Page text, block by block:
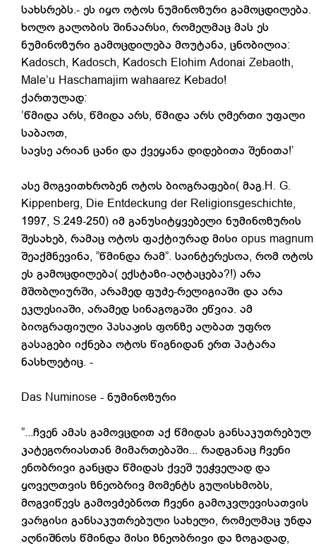
სახსრებს.- ეს იყო ოტოს ნუმინოზური გამოცდილება.
ხოლო გალობის შინაარსი, რომელმაც მას ეს
ნუმინოზური გამოცდილება მოუტანა, ცნობილია:
Kadosch, Kadosch, Kadosch Elohim Adonai Zebaoth,
Male’u Haschamajim wahaarez Kebado!
ქართულად:
’წმიდა არს, წმიდა არს, წმიდა არს ღმერთი უფალი
საბაოთ,
სავსე არიან ცანი და ქვეყანა დიდებითა შენითა!’
ასე მოგვითხრობენ ოტოს ბიოგრაფები( მაგ.H. G.
Kippenberg, Die Entdeckung der Religionsgeschichte,
1997, S.249-250) იმ განუსიტყვებელი ნუმინოზურის
შესახებ, რამაც ოტოს ფაქტიურად მისი opus magnum
შეაქმნევინა, ”წმინდა რამ”. საინტერესოა, რომ ოტოს
ეს გამოცდილება( ექსტაზი-აღტაცება?!) არა
მშობლიურში, არამედ ფუძე-რელიგიაში და არა
ეკლესიაში, არამედ სინაგოგაში ეწვია. ამ
ბიოგრაფიული პასაჟის ფონზე ალბათ უფრო
გასაგები იქნება ოტოს წიგნიდან ერთ პატარა
ნასხლეტიც. -
Das Numinose - ნუმინოზური
”...ჩვენ ამას გამოვცდით აქ წმიდას განსაკუთრებულ
კატეგორიასთან მიმართებაში... რადგანაც ჩვენი
ენობრივი განცდა წმიდას ქვეშ უეჭველად და
ყოველთვის ზნეობრივ მომენტს გულისხმობს,
მოგვიწევს გამოვძებნოთ ჩვენი გამოკვლევისათვის
ვარგისი განსაკუთრებული სახელი, რომელმაც უნდა
აღნიშნოს წმინდა მისი ზნეობრივი და ზოგადად,